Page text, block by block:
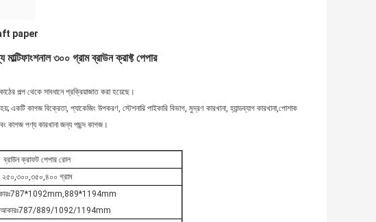
paper
৩০০ গ্রাম ব্রাউন ক্রাফ্ট পেপার
পল্প থেকে সাবধানে প্রক্রিয়াজাত করা হয়েছে।
কাগজ বিক্রেতা, প্যাকেজিং উপকরণ, স্টেশনারি পাইকারি বিভাগ, মুদ্রণ কারখানা, হ্যান্ডব্যাগ কারখানা,পোশাক
এবং কাগজ পণ্য কারখানা জন্য পছন্দ কাগজ।
ব্রাউন ক্রাফট পেপার রোল
২৫০,৩০০,৩৫০,৪০০ গ্রাম
আকারঃ787*1092mm,889*1194mm
আকারঃ787/889/1092/1194mm